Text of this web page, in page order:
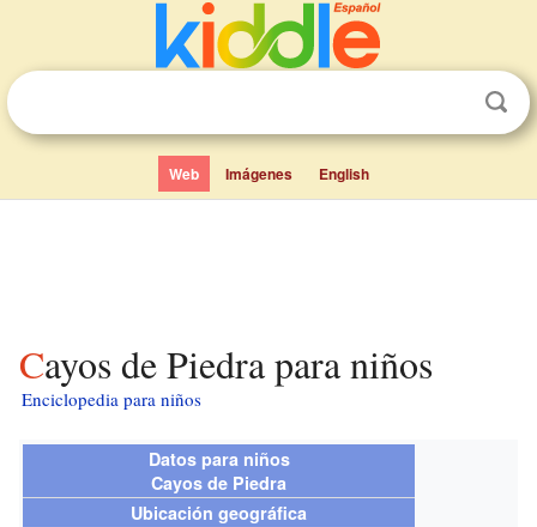
Web Imágenes English
Cayos de Piedra para niños
Enciclopedia para niños
Datos para niños
Cayos de Piedra
Ubicación geográfica